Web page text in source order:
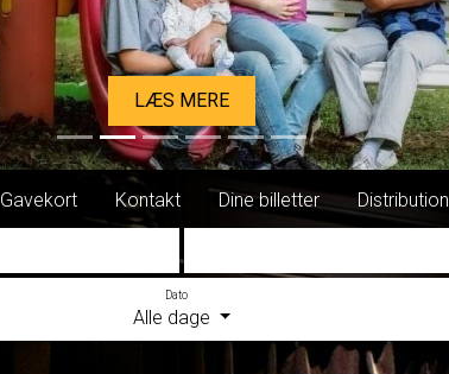
LÆS MERE
Gavekort Kontakt Dine billetter Distribution
Dato
Alle dage